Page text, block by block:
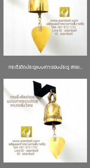
กระดิ่งติดประตูแบบเกาะขอบประตู ลายเ...